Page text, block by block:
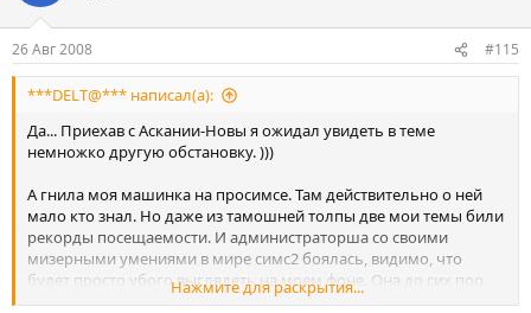
26 Авг 2008 #115
***DELT@*** написал(а):
Да... Приехав с Аскании-Новы я ожидал увидеть в теме
немножко другую обстановку. )))
А гнила моя машинка на просимсе. Там действительно о ней
мало кто знал. Но даже из тамошней толпы две мои темы били
рекорды посещаемости. И администраторша со своими
мизерными умениями в мире симс2 боялась, видимо, что
будет просто убого выглядеть на моем фоне. Она до сих пор
боится меня пустить на форум, я там забанен пожизнено.
Нажмите для раскрытия...